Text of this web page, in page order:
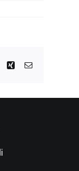
XingEmail